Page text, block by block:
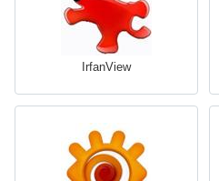
IrfanView